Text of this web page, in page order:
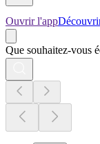
Ouvrir l'app
Que souhaitez-vous